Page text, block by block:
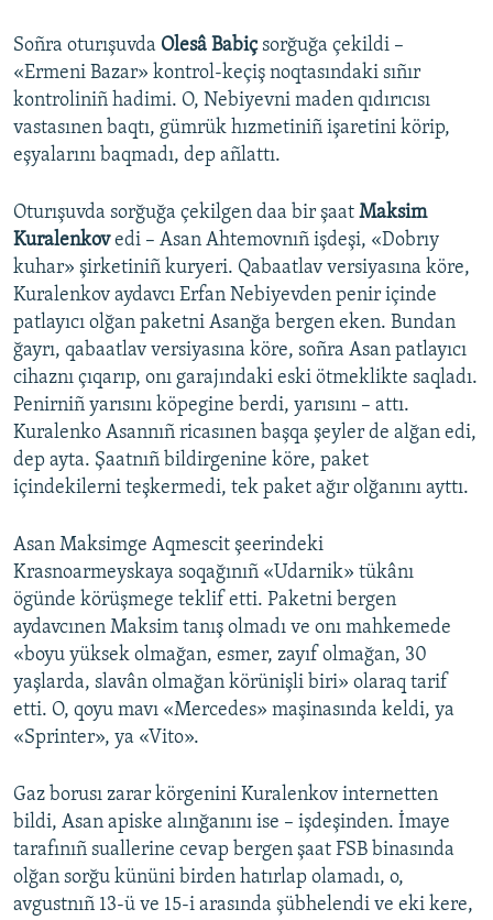
Soñra oturışuvda Olesâ Babiçsorğuğa çekildi –
«Ermeni Bazar» kontrol-keçiş noqtasındaki sıñır
kontroliniñ hadimi. O, Nebiyevni maden qıdırıcısı
vastasınen baqtı, gümrük hızmetiniñ işaretini körip,
eşyalarını baqmadı, dep añlattı.
Oturışuvda sorğuğa çekilgen daa bir şaat Maksim
Kuralenkovedi – Asan Ahtemovnıñ işdeşi, «Dobrıy
kuhar» şirketiniñ kuryeri. Qabaatlav versiyasına köre,
Kuralenkov aydavcı Erfan Nebiyevden penir içinde
patlayıcı olğan paketni Asanğa bergen eken. Bundan
ğayrı, qabaatlav versiyasına köre, soñra Asan patlayıcı
cihaznı çıqarıp, onı garajındaki eski ötmeklikte saqladı.
Penirniñ yarısını köpegine berdi, yarısını – attı.
Kuralenko Asannıñ ricasınen başqa şeyler de alğan edi,
dep ayta. Şaatnıñ bildirgenine köre, paket
içindekilerni teşkermedi, tek paket ağır olğanını ayttı.
Asan Maksimge Aqmescit şeerindeki
Krasnoarmeyskaya soqağınıñ «Udarnik» tükânı
ögünde körüşmege teklif etti. Paketni bergen
aydavcınen Maksim tanış olmadı ve onı mahkemede
«boyu yüksek olmağan, esmer, zayıf olmağan, 30
yaşlarda, slavân olmağan körünişli biri» olaraq tarif
etti. O, qoyu mavı «Mercedes» maşinasında keldi, ya
«Sprinter», ya «Vito».
Gaz borusı zarar körgenini Kuralenkov internetten
bildi, Asan apiske alınğanını ise – işdeşinden. İmaye
tarafınıñ suallerine cevap bergen şaat FSB binasında
olğan sorğu kününi birden hatırlap olamadı, o,
avgustnıñ 13-ü ve 15-i arasında şübhelendi ve eki kere,